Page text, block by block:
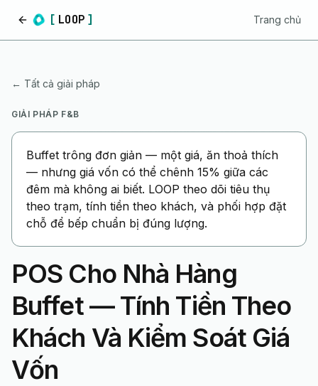
[ LOOP ]
Trang chủ
Trang chủ
← Tất cả giải pháp
GIẢI PHÁP F&B
Buffet trông đơn giản — một giá, ăn thoả thích
— nhưng giá vốn có thể chênh 15% giữa các
đêm mà không ai biết. LOOP theo dõi tiêu thụ
theo trạm, tính tiền theo khách, và phối hợp đặt
chỗ để bếp chuẩn bị đúng lượng.
POS Cho Nhà Hàng
Buffet — Tính Tiền Theo
Khách Và Kiểm Soát Giá
Vốn